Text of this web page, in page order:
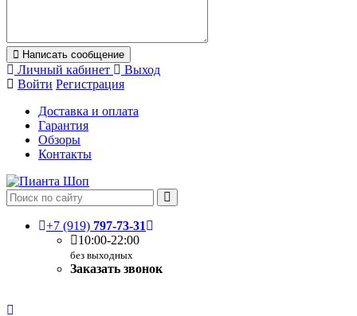
Написать сообщение
Личный кабинет
Выход
Войти Регистрация
Доставка и оплата
Гарантия
Обзоры
Контакты
+7 (919) 797-73-31
10:00-22:00
без выходных
Заказать звонок